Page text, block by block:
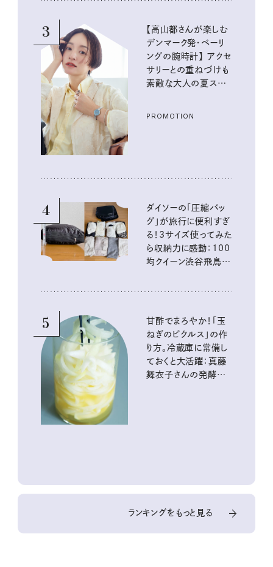
3
【高山都さんが楽しむ
デンマーク発・ベーリ
ングの腕時計】 アクセ
サリーとの重ねづけも
素敵な大人の夏スタイ
PROMOTION
4
ダイソーの「圧縮バッ
グ」が旅行に便利すぎ
る！3サイズ使ってみた
ら収納力に感動：100
均クイーン渋谷飛鳥の
5
甘酢でまろやか！「玉
ねぎのピクルス」の作
り方。冷蔵庫に常備し
ておくと大活躍：真藤
舞衣子さんの発酵と
ランキングをもっと見る